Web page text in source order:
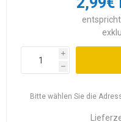
i
h
Bitte wählen Sie die